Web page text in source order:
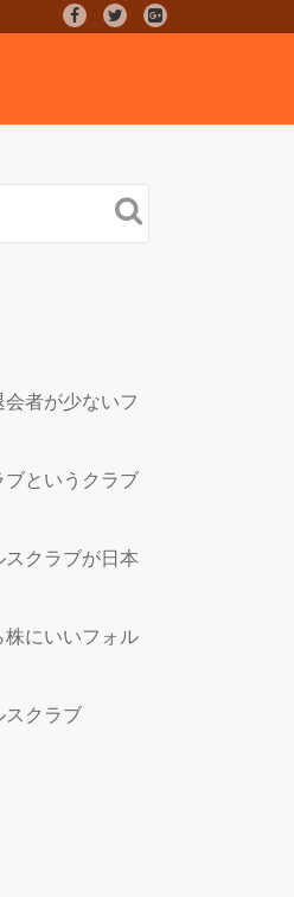
fa-
fa-
fa-
者が少ないフ
というクラブ
スクラブが日本
にいいフォル
スクラブ